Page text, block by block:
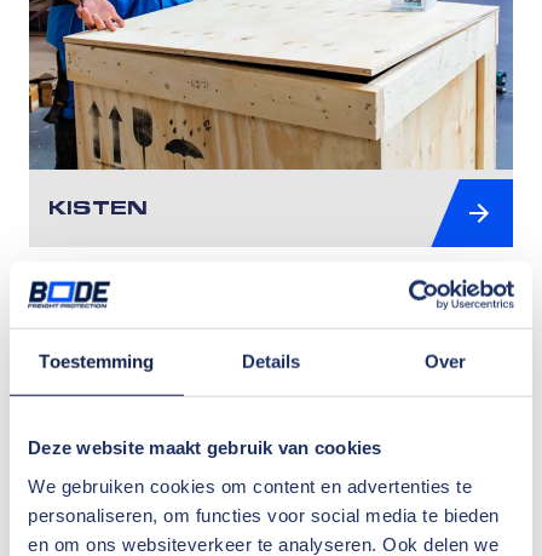
Toestemming Details Over
Deze website maakt gebruik van cookies
We gebruiken cookies om content en advertenties te
personaliseren, om functies voor social media te bieden
en om ons websiteverkeer te analyseren. Ook delen we
KISTEN